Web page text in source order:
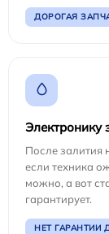
ДОРОГАЯ
Электронику
После залития
если техника
можно, а вот
гарантирует.
НЕТ ГАРАНТИИ